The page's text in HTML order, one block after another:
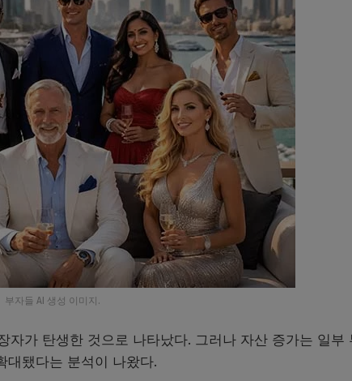
부자들 AI 생성 이미지.
자가 탄생한 것으로 나타났다. 그러나 자산 증가는 일부
대됐다는 분석이 나왔다.